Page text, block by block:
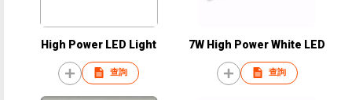
High Power LED Light
查詢
7W High Power White LED
查詢